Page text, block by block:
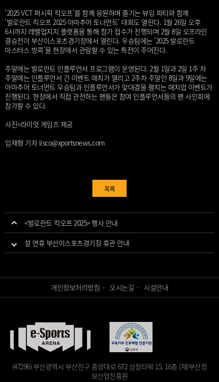
'2025 VCT 퍼시픽 킥오프'를 함께 응원하며 즐기는 뷰잉 파티와 함께
'발로란트 킥오프 2025 아마추어 토너먼트' 대회도 열린다. 1월 26일 오후
6시까지 레벨업지지 플랫폼을 통해 참가 접수가 진행되며 2월 8일 오프라인
결승전이 부산이스포츠경기장에서 열린다. 우승팀에는 '2025 발로란트
마스터스 방콕'을 현장에서 관람할 수 있는 특전이 주어진다.
주말에는 발로란트 인플루언서 프로그램이 운영된다. 2월 1일과 2일 1주 차
주말에는 인플루언서 간 이벤트 매치가 열리고 2주차 주말인 8일과 9일에는
아마추어 토너먼트 우승팀과 인플루언서가 맞대결을 펼치는 매치업 이벤트가
진행된다. 현장에서 직접 관전하는 팬들은 참여 인플루언서들의 팬 사인회에
참가할 수 있다.
사진=라이엇 게임즈 제공
임재형 기자 lisco@xportsnews.com
목록
<발로란트 킥오프 2025> 행사 안내
설 연휴 부산이스포츠경기장 휴관 안내
개인정보처리방침 오시는길 시설안내
(47296) 부산광역시 부산진구 중앙대로 672 삼정타워 15, 16층 (재)부산정
보산업진흥원